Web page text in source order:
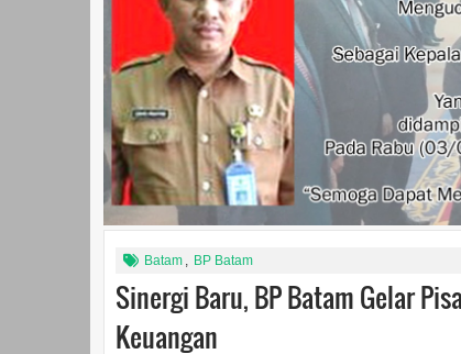
Batam , BP Batam
Sinergi Baru, BP Batam Gelar
Keuangan